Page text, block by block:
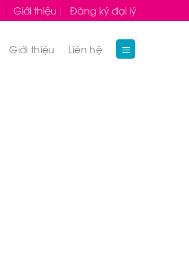
Giới thiệu Đăng ký đại lý
Giới thiệu Liên hệ